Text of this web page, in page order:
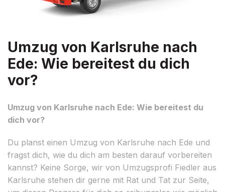
Umzug von Karlsruhe nach
Ede: Wie bereitest du dich
vor?
Umzug von Karlsruhe nach Ede: Wie bereitest du
dich vor?
Du planst einen Umzug von Karlsruhe nach Ede und
fragst dich, wie du dich am besten darauf vorbereiten
kannst? Keine Sorge, wir von Umzugsprofi Fiedler aus
Karlsruhe stehen dir gerne mit Rat und Tat zur Seite,